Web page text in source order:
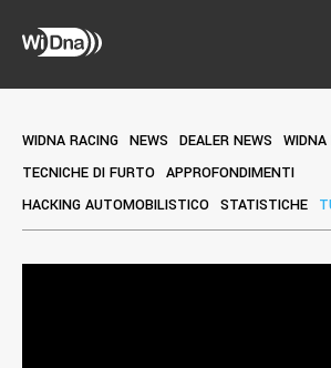
WIDNA RACING NEWS DEALER NEWS
WIDNA
TECNICHE DI FURTO APPROFONDIMENTI
HACKING AUTOMOBILISTICO STATISTICHE